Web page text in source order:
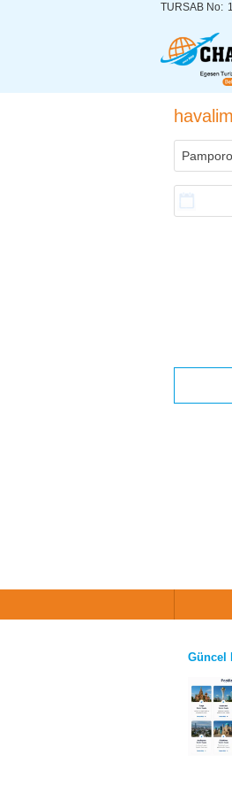
TURSAB No:
Güncel